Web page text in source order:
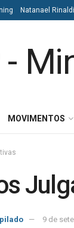
Natanael Rinaldi
MOVIMENTOS
9 de